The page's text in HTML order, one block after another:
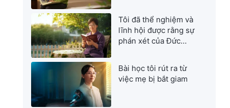
Tôi đã thể nghiệm và
lĩnh hội được rằng sự
phán xét của Đức
Bài học tôi rút ra từ
việc mẹ bị bắt giam